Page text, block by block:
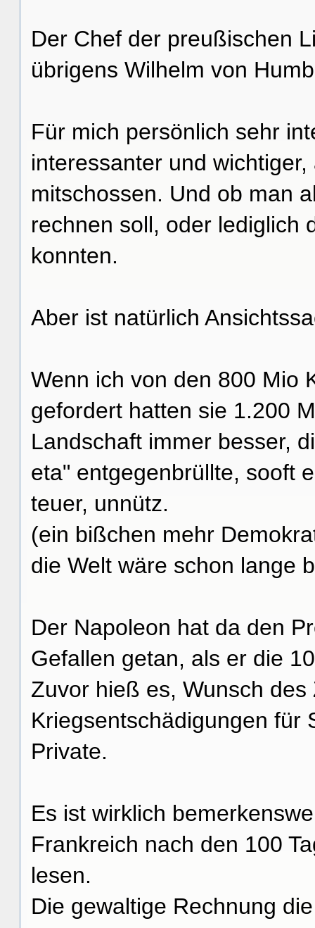
Der Chef der preußischen
übrigens Wilhelm von
Für mich persönlich sehr
interessanter und
mitschossen. Und ob man
rechnen soll, oder lediglich
konnten.
Aber ist natürlich
Wenn ich von den 800 Mio
gefordert hatten sie 1.200
Landschaft immer besser,
eta" entgegenbrüllte, sooft
teuer, unnütz.
(ein bißchen mehr
die Welt wäre schon lange
Der Napoleon hat da den
Gefallen getan, als er die
Zuvor hieß es, Wunsch
Kriegsentschädigungen für
Private.
Es ist wirklich
Frankreich nach den 100
lesen.
Die gewaltige Rechnung